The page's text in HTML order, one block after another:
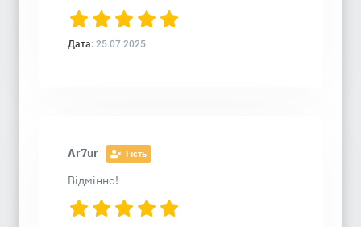
Дата: 25.07.2025
Ar7ur Гість
Відмінно!